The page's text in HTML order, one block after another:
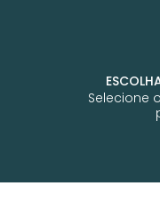
Selecione